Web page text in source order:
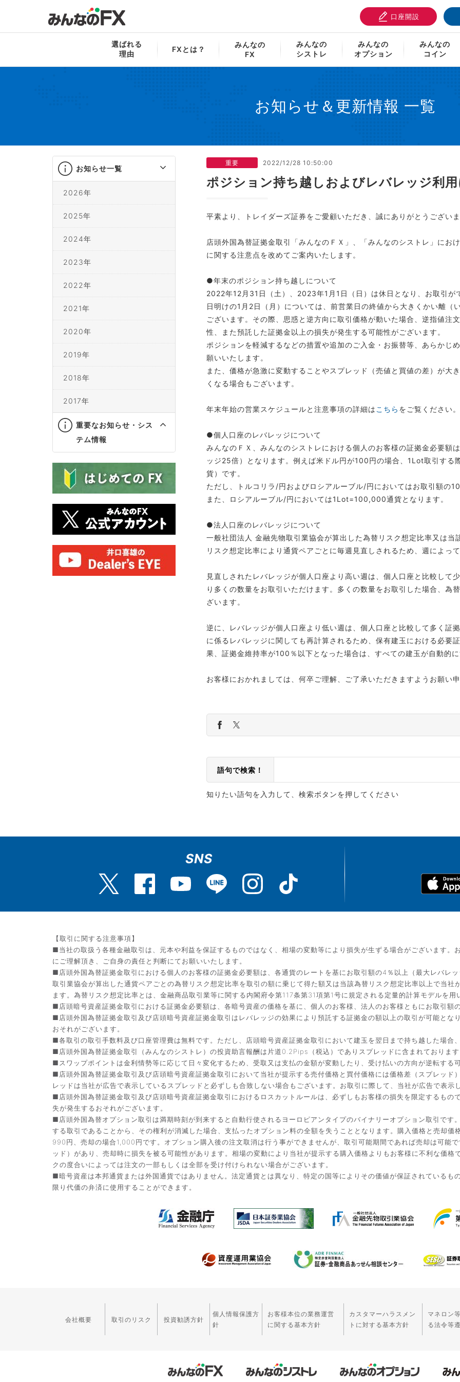
口座開設
選ばれる
理由
FXとは？
みんなの
FX
みんなの
シストレ
みんなの
オプション
みんなの
コイン
お知らせ＆更新情報 一覧
お知らせ一覧 ポジション持ち越しおよびレバレッジ利用に関する注意事項について
重要 2022/12/28 10:50:00
ポジション持ち越しおよびレバレッジ利
平素より、トレイダーズ証券をご愛顧いただき、誠にありがとうござい
店頭外国為替証拠金取引「みんなのＦＸ」、「みんなのシストレ」にお
に関する注意点を改めてご案内いたします。
●年末のポジション持ち越しについて
2022年12月31日（土）、2023年1月1日（日）は休日となり、お取引が
日明けの1月2日（月）については、前営業日の終値から大きくかい離（
ございます。その際、思惑と逆方向に取引価格が動いた場合、逆指値注
性、また預託した証拠金以上の損失が発生する可能性がございます。
ポジションを軽減するなどの措置や追加のご入金・お振替等、あらかじ
願いいたします。
また、価格が急激に変動することやスプレッド（売値と買値の差）が大
くなる場合もございます。
年末年始の営業スケジュールと注意事項の詳細は こちら をご覧ください。
●個人口座のレバレッジについて
みんなのＦＸ、みんなのシストレにおける個人のお客様の証拠金必要額
ッジ25倍）となります。例えば米ドル円が100円の場合、1Lot取引す
貨）です。
ただし、トルコリラ/円およびロシアルーブル/円においてはお取引額の
また、ロシアルーブル/円においては1Lot=100,000通貨となります。
●法人口座のレバレッジについて
一般社団法人 金融先物取引業協会が算出した為替リスク想定比率又は
リスク想定比率により通貨ペアごとに毎週見直しされるため、週によっ
見直しされたレバレッジが個人口座より高い週は、個人口座と比較して
り多くの数量をお取引いただけます。多くの数量をお取引した場合、為
ざいます。
逆に、レバレッジが個人口座より低い週は、個人口座と比較して多く証
に係るレバレッジに関しても再計算されるため、保有建玉における必要
果、証拠金維持率が100％以下となった場合は、すべての建玉が自動的
お客様におかれましては、何卒ご理解、ご了承いただきますようお願い
語句で検索！
知りたい語句を入力して、検索ボタンを押してください
お知らせ一覧
2026年
2025年
2024年
2023年
2022年
2021年
2020年
2019年
2018年
2017年
重要なお知らせ・シス
テム情報
SNS
【取引に関する注意事項】
■当社の取扱う各種金融取引は、元本や利益を保証するものではなく、相場の変動等により損失が生ずる場合がございます。
にご理解頂き、ご自身の責任と判断にてお願いいたします。
■店頭外国為替証拠金取引における個人のお客様の証拠金必要額は、各通貨のレートを基にお取引額の4％以上（最大レバレ
取引業協会が算出した通貨ペアごとの為替リスク想定比率を取引の額に乗じて得た額又は当該為替リスク想定比率以上で当
ます。為替リスク想定比率とは、金融商品取引業等に関する内閣府令第117条第31項第1号に規定される定量的計算モデルを用
■店頭暗号資産証拠金取引における証拠金必要額は、各暗号資産の価格を基に、個人のお客様、法人のお客様ともにお取引額
■店頭外国為替証拠金取引及び店頭暗号資産証拠金取引はレバレッジの効果により預託する証拠金の額以上の取引が可能とな
おそれがございます。
■各取引の取引手数料及び口座管理費は無料です。ただし、店頭暗号資産証拠金取引において建玉を翌日まで持ち越した場合
■店頭外国為替証拠金取引（みんなのシストレ）の投資助言報酬は片道0.2Pips（税込）でありスプレッドに含まれておりま
■スワップポイントは金利情勢等に応じて日々変化するため、受取又は支払の金額が変動したり、受け払いの方向が逆転する
■店頭外国為替証拠金取引及び店頭暗号資産証拠金取引において当社が提示する売付価格と買付価格には価格差（スプレッド
レッドは当社が広告で表示しているスプレッドと必ずしも合致しない場合もございます。お取引に際して、当社が広告で表
■店頭外国為替証拠金取引及び店頭暗号資産証拠金取引におけるロスカットルールは、必ずしもお客様の損失を限定するもの
失が発生するおそれがございます。
■店頭外国為替オプション取引は満期時刻が到来すると自動行使されるヨーロピアンタイプのバイナリーオプション取引です
する取引であることから、その権利が消滅した場合、支払ったオプション料の全額を失うこととなります。購入価格と売却
990円、売却の場合1,000円です。オプション購入後の注文取消は行う事ができませんが、取引可能期間であれば売却は可能
ッド）があり、売却時に損失を被る可能性があります。相場の変動により当社が提示する購入価格よりもお客様に不利な価
クの度合いによっては注文の一部もしくは全部を受け付けられない場合がございます。
■暗号資産は本邦通貨または外国通貨ではありません。法定通貨とは異なり、特定の国等によりその価値が保証されているも
限り代価の弁済に使用することができます。
会社概要 取引のリスク 投資勧誘方針
個人情報保護方
針
お客様本位の業務運営
に関する基本方針
カスタマーハラスメン
トに対する基本方針
マネロン
る法令等